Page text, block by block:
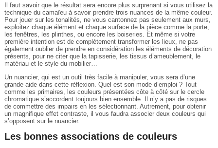
Il faut savoir que le résultat sera encore plus surprenant si vous utilisez la
technique du camaïeu à savoir prendre trois nuances de la même couleur.
Pour jouer sur les tonalités, ne vous cantonnez pas seulement aux murs,
exploitez chaque élément et chaque surface de la pièce comme la porte,
les fenêtres, les plinthes, ou encore les boiseries. Et même si votre
première intention est de complètement transformer les lieux, ne pas
également oublier de prendre en considération les éléments de décoration
présents, pour ne citer que la tapisserie, les tissus d’ameublement, le
matériau et le style du mobilier…
Un nuancier, qui est un outil très facile à manipuler, vous sera d’une
grande aide dans cette réflexion. Quel est son mode d’emploi ? Tout
comme les primaires, les couleurs présentées côte à côté sur le cercle
chromatique s’accordent toujours bien ensemble. Il n’y a pas de risques
de commettre des impairs en les sélectionnant. Autrement, pour obtenir
un magnifique effet contraste, il vous faudra associer deux couleurs qui
s’opposent sur le nuancier.
Les bonnes associations de couleurs